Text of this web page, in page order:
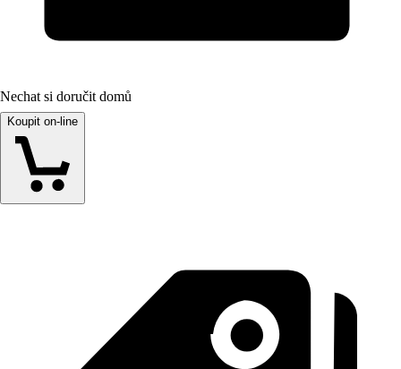
Nechat si doručit domů
Koupit on-line